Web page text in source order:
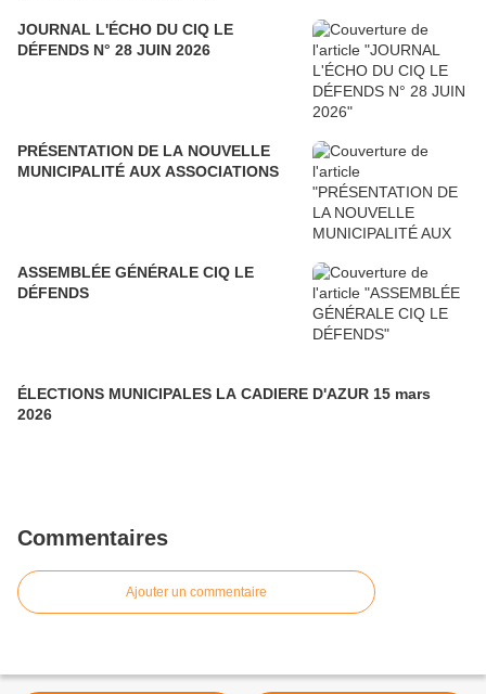
JOURNAL L'ÉCHO DU CIQ LE
DÉFENDS N° 28 JUIN 2026
PRÉSENTATION DE LA NOUVELLE
MUNICIPALITÉ AUX ASSOCIATIONS
ASSEMBLÉE GÉNÉRALE CIQ LE
DÉFENDS
ÉLECTIONS MUNICIPALES LA CADIERE D'AZUR 15 mars
2026
Commentaires
Ajouter un commentaire